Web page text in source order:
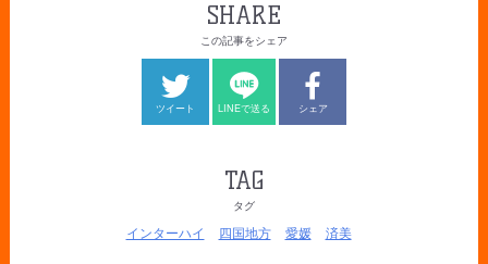
SHARE
この記事をシェア
ツイート LINEで送る シェア
TAG
タグ
インターハイ 四国地方 愛媛 済美